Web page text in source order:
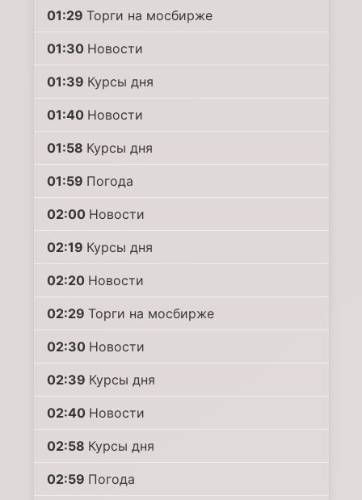
01:29 Торги на мосбирже
01:30 Новости
01:39 Курсы дня
01:40 Новости
01:58 Курсы дня
01:59 Погода
02:00 Новости
02:19 Курсы дня
02:20 Новости
02:29 Торги на мосбирже
02:30 Новости
02:39 Курсы дня
02:40 Новости
02:58 Курсы дня
02:59 Погода